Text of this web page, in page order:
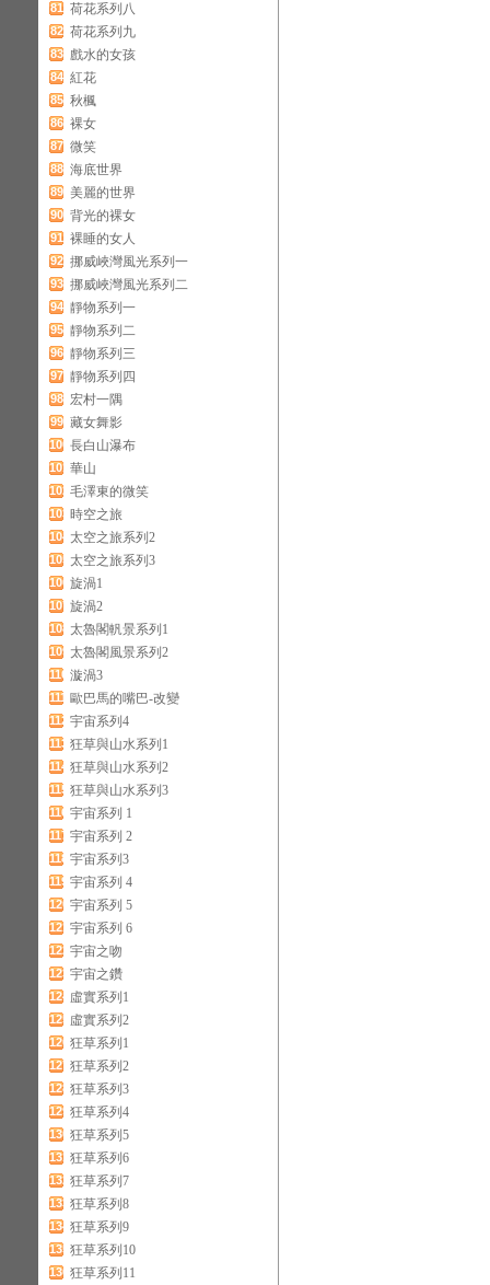
81 荷花系列八
82 荷花系列九
83 戲水的女孩
84 紅花
85 秋楓
86 裸女
87 微笑
88 海底世界
89 美麗的世界
90 背光的裸女
91 裸睡的女人
92 挪威峽灣風光系列一
93 挪威峽灣風光系列二
94 靜物系列一
95 靜物系列二
96 靜物系列三
97 靜物系列四
98 宏村一隅
99 藏女舞影
100 長白山瀑布
101 華山
102 毛澤東的微笑
103 時空之旅
104 太空之旅系列2
105 太空之旅系列3
106 旋渦1
107 旋渦2
108 太魯閣軓景系列1
109 太魯閣風景系列2
110 漩渦3
111 歐巴馬的嘴巴-改變
112 宇宙系列4
113 狂草與山水系列1
114 狂草與山水系列2
115 狂草與山水系列3
116 宇宙系列 1
117 宇宙系列 2
118 宇宙系列3
119 宇宙系列 4
120 宇宙系列 5
121 宇宙系列 6
122 宇宙之吻
123 宇宙之鑽
124 虛實系列1
125 虛實系列2
126 狂草系列1
127 狂草系列2
128 狂草系列3
129 狂草系列4
130 狂草系列5
131 狂草系列6
132 狂草系列7
133 狂草系列8
134 狂草系列9
135 狂草系列10
136 狂草系列11